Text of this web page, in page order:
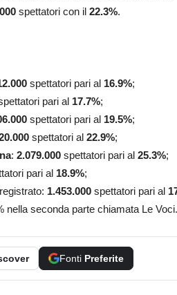
spettatori con il 22.3%.
spettatori pari al 16.9%;
pari al 17.7%;
spettatori pari al 19.5%;
spettatori al 22.9%;
: 2.079.000 spettatori pari al 25.3%;
pari al 18.9%;
1.453.000 spettatori pari al
nella seconda parte chiamata Le Voci.
Fonti Preferite